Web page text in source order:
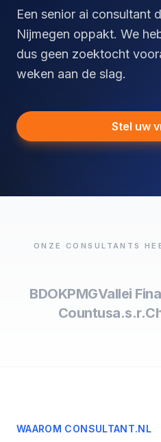
Een senior ai consultant
Nijmegen oppakt. We
dus geen zoektocht
weken aan de slag.
Stel uw
ONZE CONSULTANTS
BDOKPMGVallei
Countusa.s.r.
WAAROM CONSULTANT.NL